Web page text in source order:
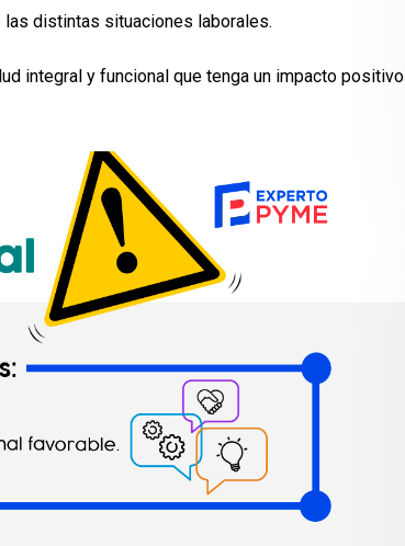
las distintas situaciones laborales.
integral y funcional que tenga un impacto positivo